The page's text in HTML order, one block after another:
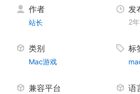
作者
站长
发
2
类别
Mac游戏
标
兼容平台 语